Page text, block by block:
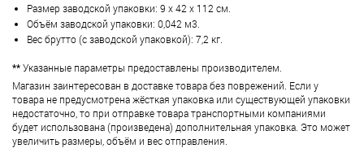
Размер заводской упаковки: 9 х 42 х 112 см.
Объём заводской упаковки: 0,042 м3.
Вес брутто (с заводской упаковкой): 7,2 кг.
**Указанные параметры предоставлены производителем.
Магазин заинтересован в доставке товара без поврежений. Если у
товара не предусмотрена жёсткая упаковка или существующей упаковки
недостаточно, то при отправке товара транспортными компаниями
будет использована (произведена) дополнительная упаковка. Это может
увеличить размеры, объём и вес отправления.